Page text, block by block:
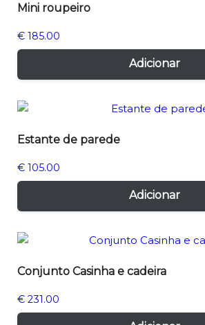
Mini roupeiro
€ 185.00
Adicionar
Estante de parede
€ 105.00
Adicionar
Conjunto Casinha e cadeira
€ 231.00